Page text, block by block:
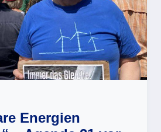
Energien